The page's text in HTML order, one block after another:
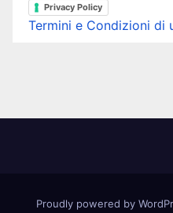
Privacy Policy
Termini e Condizioni di
Proudly powered by